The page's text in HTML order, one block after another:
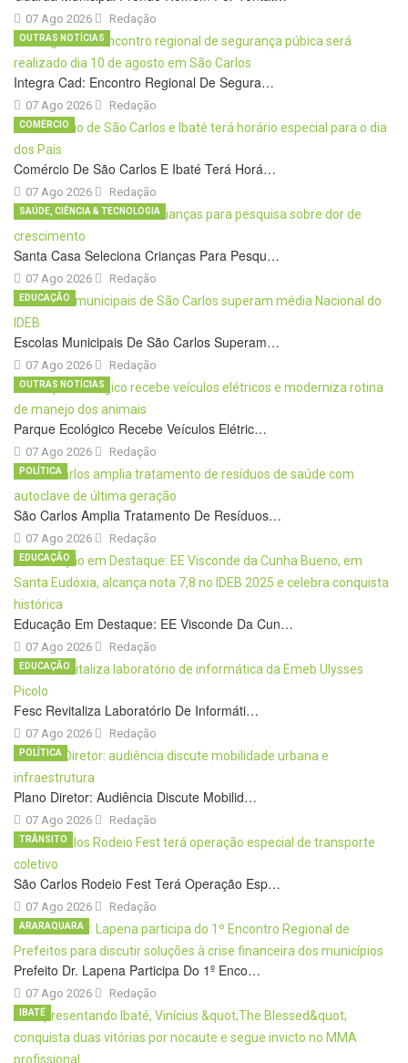
07 Ago 2026 Redação
Integra Cad: Encontro Regional De Segura…
07 Ago 2026
OUTRAS NOTÍCIAS
Redação
Comércio De São Carlos E Ibaté Terá Horá…
07 Ago 2026
COMÉRCIO
Redação
Santa Casa Seleciona Crianças Para Pesqu…
07 Ago 2026
SAÚDE, CIÊNCIA & TECNOLOGIA
Redação
Escolas Municipais De São Carlos Superam…
07 Ago 2026
EDUCAÇÃO
Redação
Parque Ecológico Recebe Veículos Elétric…
07 Ago 2026
OUTRAS NOTÍCIAS
Redação
São Carlos Amplia Tratamento De Resíduos…
07 Ago 2026
POLÍTICA
Redação
Educação Em Destaque: EE Visconde Da Cun…
07 Ago 2026
EDUCAÇÃO
Redação
Fesc Revitaliza Laboratório De Informáti…
07 Ago 2026
EDUCAÇÃO
Redação
Plano Diretor: Audiência Discute Mobilid…
07 Ago 2026
POLÍTICA
Redação
São Carlos Rodeio Fest Terá Operação Esp…
07 Ago 2026
TRÂNSITO
Redação
Prefeito Dr. Lapena Participa Do 1º Enco…
07 Ago 2026
ARARAQUARA
Redação
IBATÉ